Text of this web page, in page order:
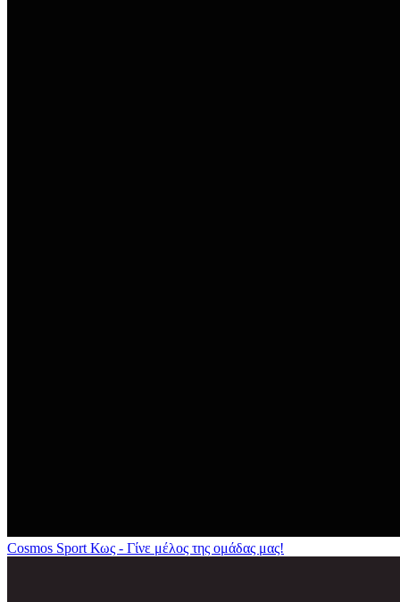
Cosmos Sport Κως - Γίνε μέλος της ομάδας μας!